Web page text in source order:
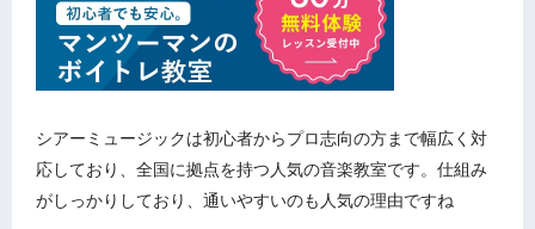
シアーミュージックは初心者からプロ志向の方まで幅広く対
応しており、全国に拠点を持つ人気の音楽教室です。仕組み
がしっかりしており、通いやすいのも人気の理由ですね